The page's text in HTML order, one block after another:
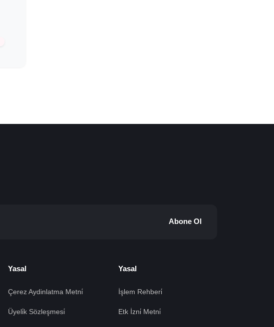
Abone Ol
Yasal
Çerez Aydinlatma Metni̇
Üyeli̇k Sözleşmesi̇
Yasal
İşlem Rehberi̇
Etk İzni̇ Metni̇